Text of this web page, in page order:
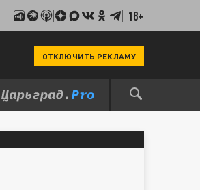
18+
ОТКЛЮЧИТЬ РЕКЛАМУ